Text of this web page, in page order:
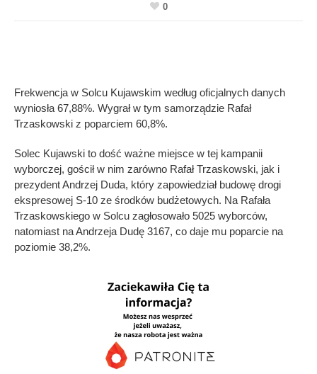
0
Frekwencja w Solcu Kujawskim według oficjalnych danych
wyniosła 67,88%. Wygrał w tym samorządzie Rafał
Trzaskowski z poparciem 60,8%.
Solec Kujawski to dość ważne miejsce w tej kampanii
wyborczej, gościł w nim zarówno Rafał Trzaskowski, jak i
prezydent Andrzej Duda, który zapowiedział budowę drogi
ekspresowej S-10 ze środków budżetowych. Na Rafała
Trzaskowskiego w Solcu zagłosowało 5025 wyborców,
natomiast na Andrzeja Dudę 3167, co daje mu poparcie na
poziomie 38,2%.